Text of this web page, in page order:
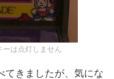
ーは点灯しません
てきましたが、気にな